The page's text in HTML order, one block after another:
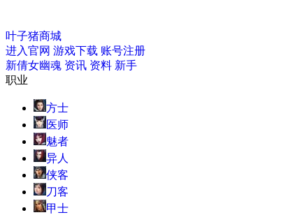
叶子猪商城
进入官网 游戏下载 账号注册
新倩女幽魂 资讯 资料 新手
职业
方士
医师
魅者
异人
侠客
刀客
甲士